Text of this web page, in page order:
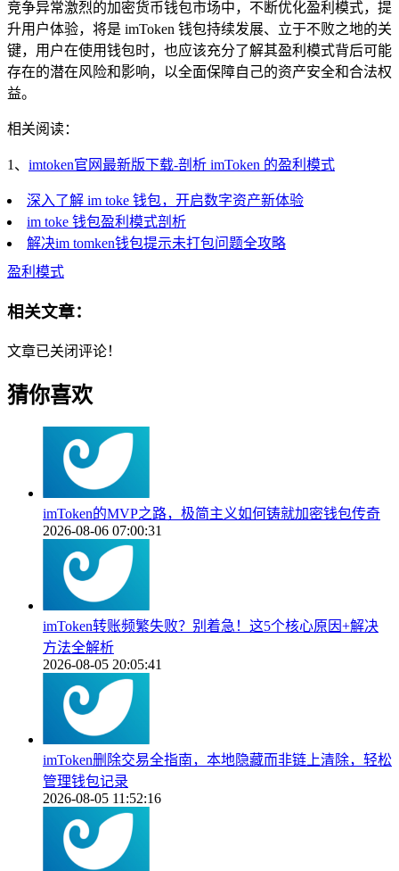
竞争异常激烈的加密货币钱包市场中，不断优化盈利模式，提
升用户体验，将是 imToken 钱包持续发展、立于不败之地的关
键，用户在使用钱包时，也应该充分了解其盈利模式背后可能
存在的潜在风险和影响，以全面保障自己的资产安全和合法权
益。
相关阅读：
1、 imtoken官网最新版下载-剖析 imToken 的盈利模式
深入了解 im toke 钱包，开启数字资产新体验
im toke 钱包盈利模式剖析
解决im tomken钱包提示未打包问题全攻略
盈利模式
相关文章：
文章已关闭评论！
猜你喜欢
imToken的MVP之路，极简主义如何铸就加密钱包传奇
2026-08-06 07:00:31
imToken转账频繁失败？别着急！这5个核心原因+解决
方法全解析
2026-08-05 20:05:41
imToken删除交易全指南，本地隐藏而非链上清除，轻松
管理钱包记录
2026-08-05 11:52:16